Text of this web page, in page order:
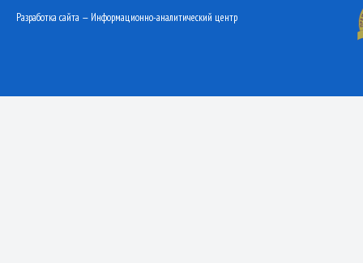
Разработка сайта — Информационно-аналитический центр